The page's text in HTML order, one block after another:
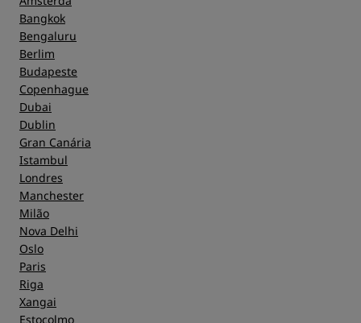
Bangkok
Bengaluru
Berlim
Budapeste
Copenhague
Dubai
Dublin
Gran Canária
Istambul
Londres
Manchester
Milão
Nova Delhi
Oslo
Paris
Riga
Xangai
Estocolmo